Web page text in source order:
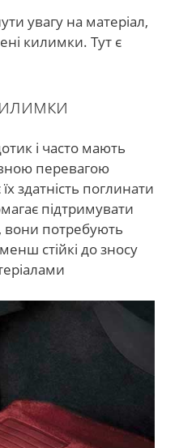
увагу на матеріал,
килимки. Тут є
і часто мають
перевагою
здатність поглинати
підтримувати
вони потребують
стійкі до зносу